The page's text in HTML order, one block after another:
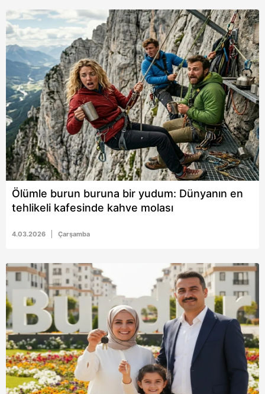
Ölümle burun buruna bir yudum: Dünyanın en
tehlikeli kafesinde kahve molası
4.03.2026 Çarşamba